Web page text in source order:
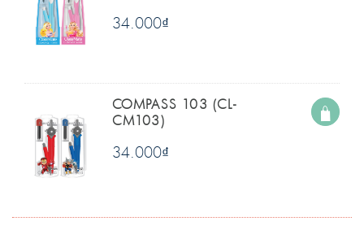
34.000₫
COMPASS 103 (CL-
CM103)
34.000₫